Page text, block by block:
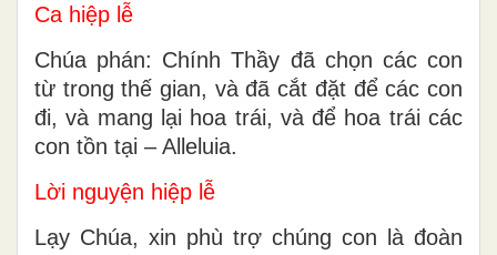
Ca hiệp lễ
Chúa phán: Chính Thầy đã chọn các con
từ trong thế gian, và đã cắt đặt để các con
đi, và mang lại hoa trái, và để hoa trái các
con tồn tại – Alleluia.
Lời nguyện hiệp lễ
Lạy Chúa, xin phù trợ chúng con là đoàn